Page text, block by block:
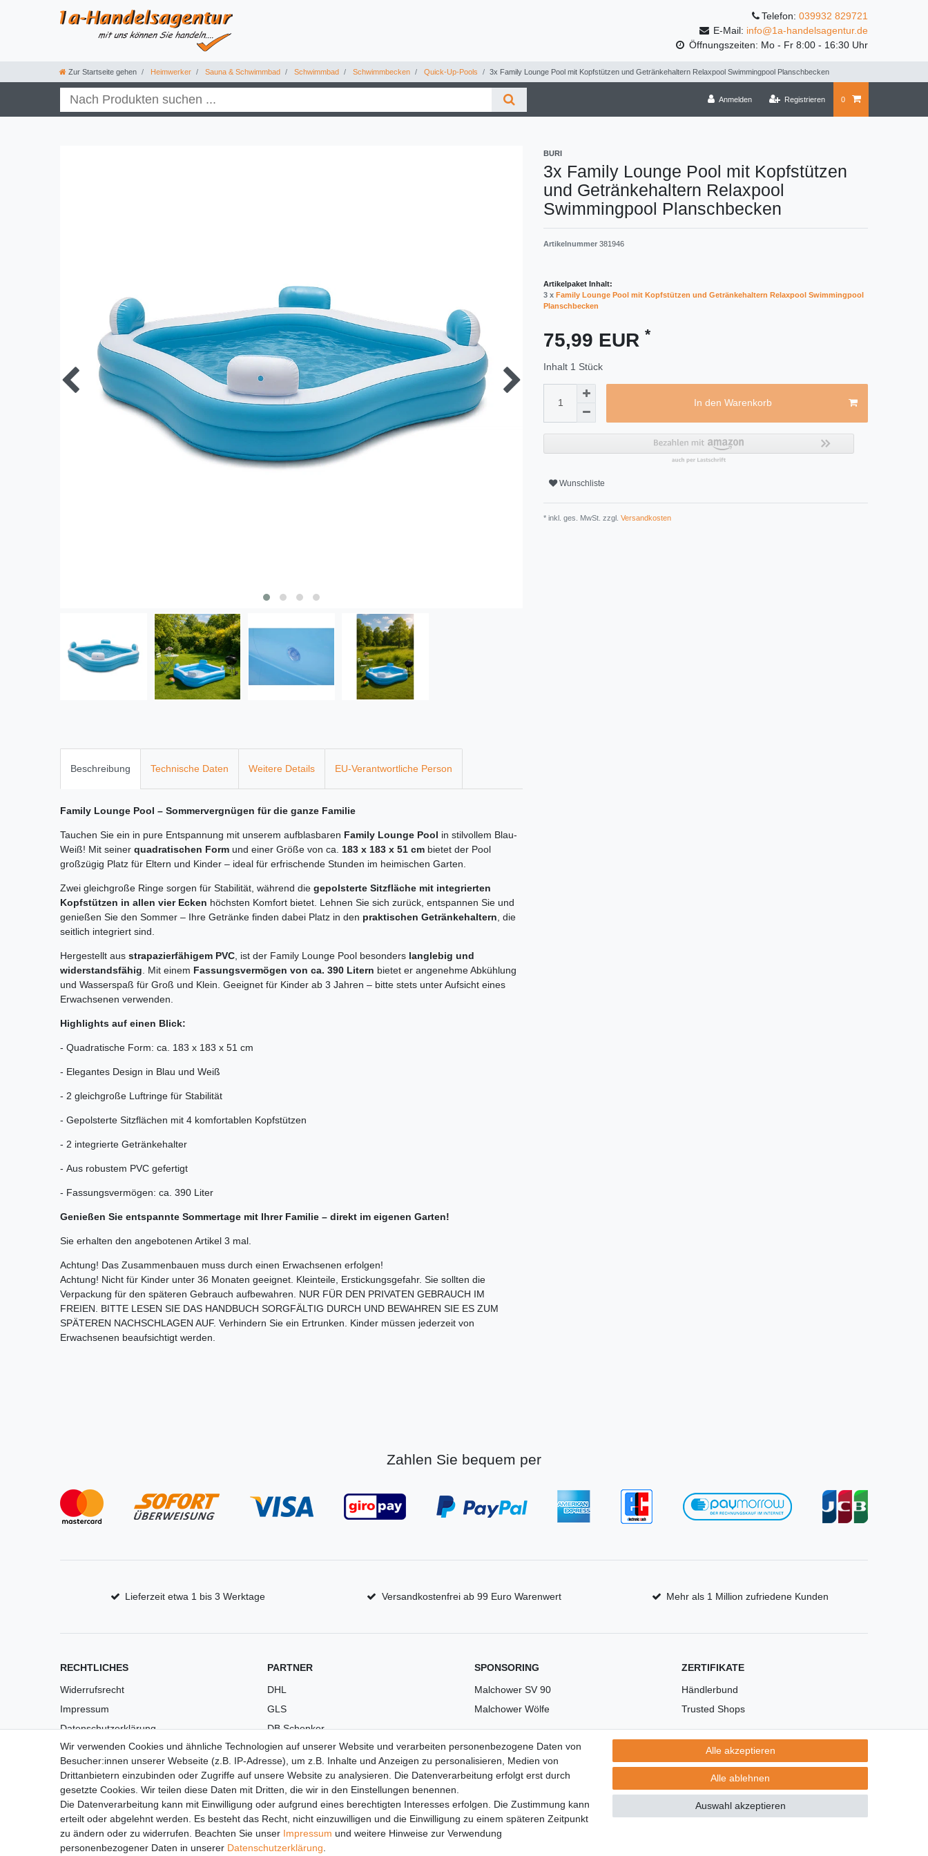
Telefon: 039932 829721
E-Mail: info@1a-handelsagentur.de
Öffnungszeiten: Mo - Fr 8:00 - 16:30 Uhr
Zur Startseite gehen Heimwerker Sauna & Schwimmbad Schwimmbad Schwimmbecken Quick-Up-Pools 3x Family Lounge Pool mit Kopfstützen und Getränkehaltern Relaxpool Swimmingpool Planschbecken
Anmelden Registrieren 0
BURI
3x Family Lounge Pool mit Kopfstützen
und Getränkehaltern Relaxpool
Swimmingpool Planschbecken
Artikelnummer 381946
Artikelpaket Inhalt:
3 x Family Lounge Pool mit Kopfstützen und Getränkehaltern Relaxpool Swimmingpool
Planschbecken
75,99 EUR *
Inhalt 1 Stück
In den Warenkorb
Wunschliste
* inkl. ges. MwSt. zzgl. Versandkosten
Beschreibung Technische Daten Weitere Details EU-Verantwortliche Person
Family Lounge Pool – Sommervergnügen für die ganze Familie
Tauchen Sie ein in pure Entspannung mit unserem aufblasbaren Family Lounge Pool in stilvollem Blau-
Weiß! Mit seiner quadratischen Form und einer Größe von ca. 183 x 183 x 51 cm bietet der Pool
großzügig Platz für Eltern und Kinder – ideal für erfrischende Stunden im heimischen Garten.
Zwei gleichgroße Ringe sorgen für Stabilität, während die gepolsterte Sitzfläche mit integrierten
Kopfstützen in allen vier Ecken höchsten Komfort bietet. Lehnen Sie sich zurück, entspannen Sie und
genießen Sie den Sommer – Ihre Getränke finden dabei Platz in den praktischen Getränkehaltern, die
seitlich integriert sind.
Hergestellt aus strapazierfähigem PVC, ist der Family Lounge Pool besonders langlebig und
widerstandsfähig. Mit einem Fassungsvermögen von ca. 390 Litern bietet er angenehme Abkühlung
und Wasserspaß für Groß und Klein. Geeignet für Kinder ab 3 Jahren – bitte stets unter Aufsicht eines
Erwachsenen verwenden.
Highlights auf einen Blick:
- Quadratische Form: ca. 183 x 183 x 51 cm
- Elegantes Design in Blau und Weiß
- 2 gleichgroße Luftringe für Stabilität
- Gepolsterte Sitzflächen mit 4 komfortablen Kopfstützen
- 2 integrierte Getränkehalter
- Aus robustem PVC gefertigt
- Fassungsvermögen: ca. 390 Liter
Genießen Sie entspannte Sommertage mit Ihrer Familie – direkt im eigenen Garten!
Sie erhalten den angebotenen Artikel 3 mal.
Achtung! Das Zusammenbauen muss durch einen Erwachsenen erfolgen!
Achtung! Nicht für Kinder unter 36 Monaten geeignet. Kleinteile, Erstickungsgefahr. Sie sollten die
Verpackung für den späteren Gebrauch aufbewahren. NUR FÜR DEN PRIVATEN GEBRAUCH IM
FREIEN. BITTE LESEN SIE DAS HANDBUCH SORGFÄLTIG DURCH UND BEWAHREN SIE ES ZUM
SPÄTEREN NACHSCHLAGEN AUF. Verhindern Sie ein Ertrunken. Kinder müssen jederzeit von
Erwachsenen beaufsichtigt werden.
Zahlen Sie bequem per
Lieferzeit etwa 1 bis 3 Werktage Versandkostenfrei ab 99 Euro Warenwert Mehr als 1 Million zufriedene Kunden
RECHTLICHES
Widerrufsrecht
Impressum
Datenschutzerklärung
AGB
Versandkosten
Barrierefreiheit
Anleitungen
Vertrag widerrufen
PARTNER
DHL
GLS
DB Schenker
PaketPLUS
SPONSORING
Malchower SV 90
Malchower Wölfe
ZERTIFIKATE
Händlerbund
Trusted Shops
Wir verwenden Cookies und ähnliche Technologien auf unserer Website und verarbeiten personenbezogene Daten von
Besucher:innen unserer Webseite (z.B. IP-Adresse), um z.B. Inhalte und Anzeigen zu personalisieren, Medien von
Drittanbietern einzubinden oder Zugriffe auf unsere Website zu analysieren. Die Datenverarbeitung erfolgt erst durch
gesetzte Cookies. Wir teilen diese Daten mit Dritten, die wir in den Einstellungen benennen.
Die Datenverarbeitung kann mit Einwilligung oder aufgrund eines berechtigten Interesses erfolgen. Die Zustimmung kann
erteilt oder abgelehnt werden. Es besteht das Recht, nicht einzuwilligen und die Einwilligung zu einem späteren Zeitpunkt
zu ändern oder zu widerrufen. Beachten Sie unser Impressum und weitere Hinweise zur Verwendung
personenbezogener Daten in unserer Daten­schutz­erklärung
Alle akzeptieren
Alle ablehnen
Auswahl akzeptieren